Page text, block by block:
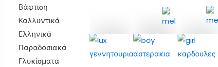
Premium
Βαζάκι
Βαζάκι
Βάφτιση
Καλλυντικά
Ελληνικά
Παραδοσιακά
Γλυκίσματα